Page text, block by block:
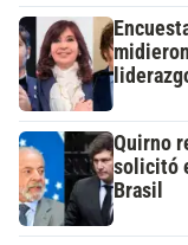
Quirno
solicitó
Brasil